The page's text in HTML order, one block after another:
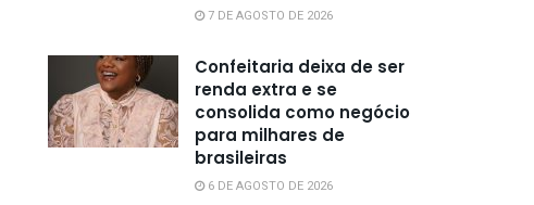
7 DE AGOSTO DE 2026
Confeitaria deixa de ser
renda extra e se
consolida como negócio
para milhares de
brasileiras
6 DE AGOSTO DE 2026